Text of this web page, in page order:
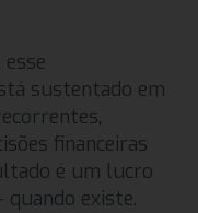
sustentado em
financeiras
é um lucro
existe.